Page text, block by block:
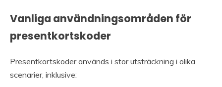
Vanliga användningsområden för
presentkortskoder
Presentkortskoder används i stor utsträckning i olika
scenarier, inklusive: